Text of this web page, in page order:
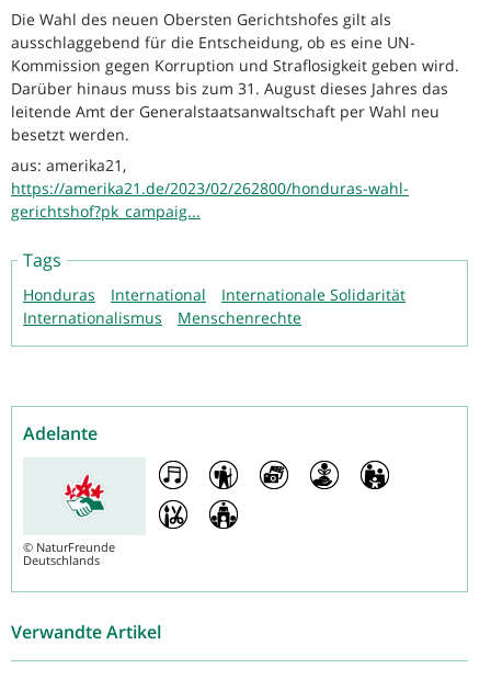
Die Wahl des neuen Obersten Gerichtshofes gilt als
ausschlaggebend für die Entscheidung, ob es eine UN-
Kommission gegen Korruption und Straflosigkeit geben wird.
Darüber hinaus muss bis zum 31. August dieses Jahres das
leitende Amt der Generalstaatsanwaltschaft per Wahl neu
besetzt werden.
aus: amerika21,
https://amerika21.de/2023/02/262800/honduras-wahl-
gerichtshof?pk_campaig...
Tags
Honduras International
Internationale Solidarität
Internationalismus
Menschenrechte
Adelante
© NaturFreunde
Deutschlands
Verwandte Artikel